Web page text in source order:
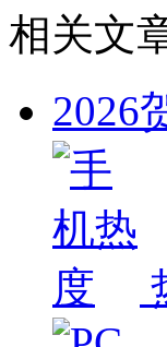
相关文
2026